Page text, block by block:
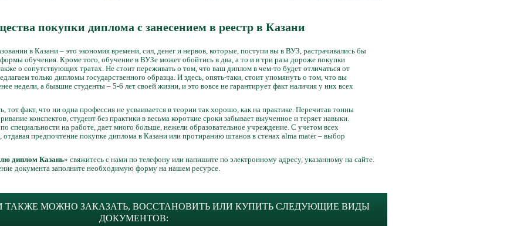
покупки диплома с занесением в реестр в Казани
в Казани – это экономия времени, сил, денег и нервов, которые, поступи вы в ВУЗ, растрачивались бы
обучения. Кроме того, обучение в ВУЗе может обойтись в два, а то и в три раза дороже покупки
о сопутствующих тратах. Не стоит переживать о том, что ваш диплом в чем-то будет отличаться от
только дипломы государственного образца. И здесь, опять-таки, стоит упомянуть о том, что вы
недели, а бывшие студенты – 5-6 лет своей жизни, и это вовсе не гарантирует факт наличия у них всех
тот факт, что ни одна профессия не усваивается в теории так хорошо, как на практике. Перечитав тонны
конспектов, студент без практики в весьма короткие сроки забывает выученное и теряет навыки.
специальности на работе, дает много больше, нежели образовательное учреждение. С учетом всех
предпочтение покупке диплома в Казани или протиранию штанов в стенах alma mater – выбор
диплом Казань» свяжитесь с нами по телефону или напишите по электронному адресу, указанному на сайте.
документа заполните необходимую форму на нашем ресурсе.
МОЖНО ЗАКАЗАТЬ, ВОССТАНОВИТЬ ИЛИ КУПИТЬ СЛЕДУЮЩИЕ ВИДЫ
ДОКУМЕНТОВ: